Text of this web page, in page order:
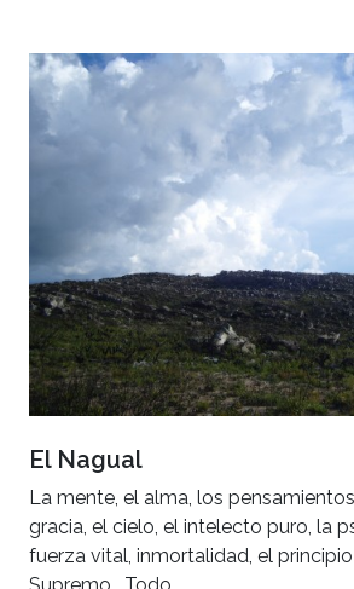
El Nagual
La mente, el alma, los
gracia, el cielo, el intelecto puro, la
fuerza vital, inmortalidad, el
Supremo… Todo…